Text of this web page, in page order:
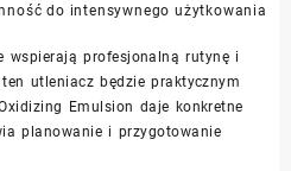
do intensywnego użytkowania
wspierają profesjonalną rutynę i
utleniacz będzie praktycznym
Emulsion daje konkretne
planowanie i przygotowanie